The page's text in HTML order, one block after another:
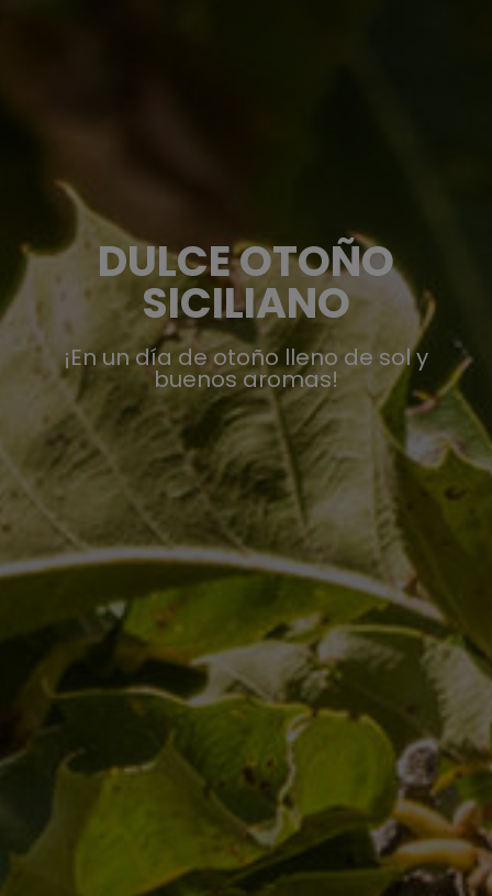
DULCE OTOÑO
SICILIANO
¡En un día de otoño lleno de sol y
buenos aromas!